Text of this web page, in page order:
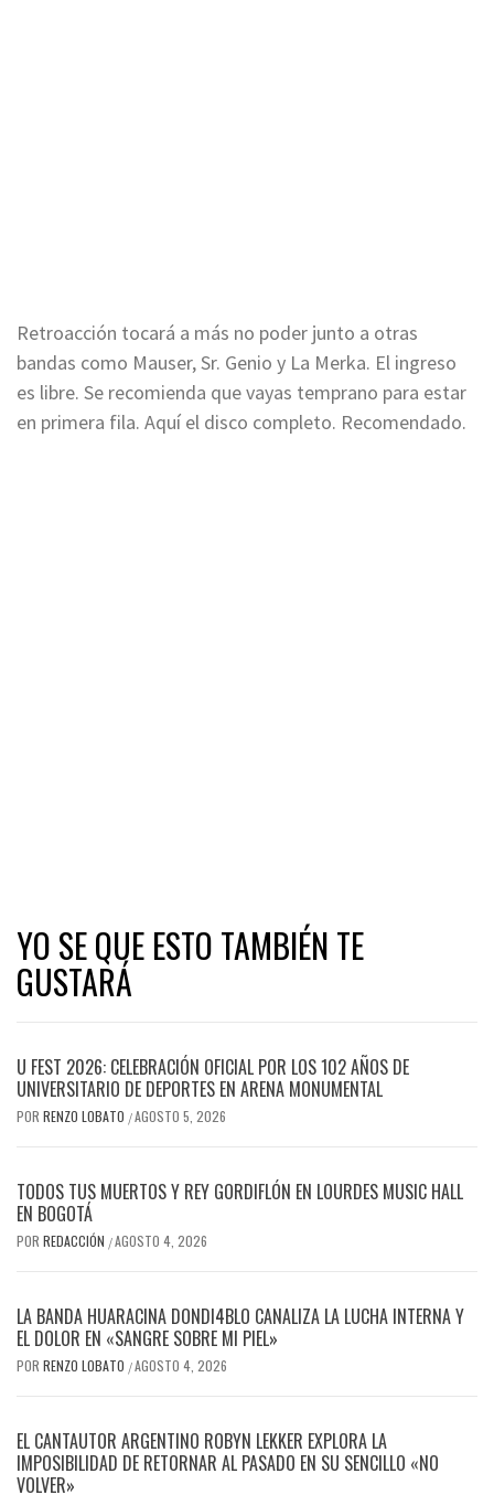
Retroacción tocará a más no poder junto a otras
bandas como Mauser, Sr. Genio y La Merka. El ingreso
es libre. Se recomienda que vayas temprano para estar
en primera fila. Aquí el disco completo. Recomendado.
YO SE QUE ESTO TAMBIÉN TE
GUSTARÁ
U FEST 2026: CELEBRACIÓN OFICIAL POR LOS 102 AÑOS DE
UNIVERSITARIO DE DEPORTES EN ARENA MONUMENTAL
POR RENZO LOBATO /AGOSTO 5, 2026
TODOS TUS MUERTOS Y REY GORDIFLÓN EN LOURDES MUSIC HALL
EN BOGOTÁ
POR REDACCIÓN /AGOSTO 4, 2026
LA BANDA HUARACINA DONDI4BLO CANALIZA LA LUCHA INTERNA Y
EL DOLOR EN «SANGRE SOBRE MI PIEL»
POR RENZO LOBATO /AGOSTO 4, 2026
EL CANTAUTOR ARGENTINO ROBYN LEKKER EXPLORA LA
IMPOSIBILIDAD DE RETORNAR AL PASADO EN SU SENCILLO «NO
VOLVER»